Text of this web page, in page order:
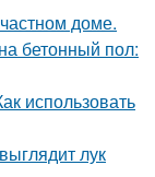
доме.
бетонный пол:
использовать
лук